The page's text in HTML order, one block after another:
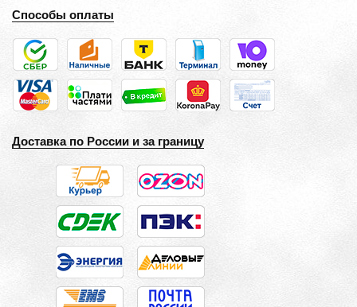
Способы оплаты
Доставка по России и за границу